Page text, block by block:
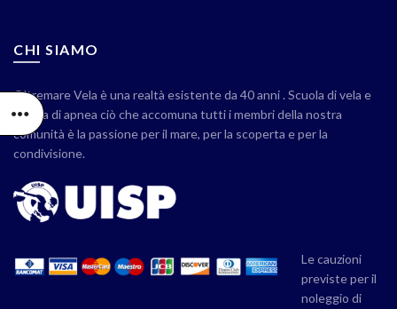
CHI SIAMO
Oltremare Vela è una realtà esistente da 40 anni . Scuola di vela e
scuola di apnea ciò che accomuna tutti i membri della nostra
comunità è la passione per il mare, per la scoperta e per la
condivisione.
Le cauzioni
previste per il
noleggio di